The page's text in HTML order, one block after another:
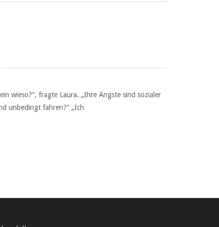
wieso?“, fragte Laura. „Ihre Ängste sind sozialer
unbedingt fahren?“ „Ich